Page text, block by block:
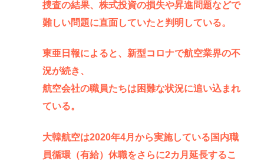
捜査の結果、株式投資の損失や昇進問題などで
難しい問題に直面していたと判明している。
東亜日報によると、新型コロナで航空業界の不
況が続き、
航空会社の職員たちは困難な状況に追い込まれ
ている。
大韓航空は2020年4月から実施している国内職
員循環（有給）休職をさらに2カ月延長するこ